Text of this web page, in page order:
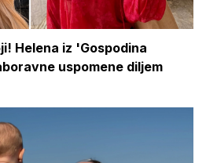
Helena iz 'Gospodina
uspomene diljem